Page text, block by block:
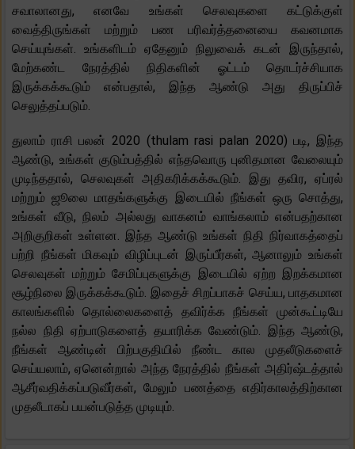
சவாலானது, எனவே உங்கள் செலவுகளை கட்டுக்குள்
வைத்திருங்கள் மற்றும் பண பரிவர்த்தனையை கவனமாக
செய்யுங்கள். உங்களிடம் ஏதேனும் நிலுவைக் கடன் இருந்தால்,
மேற்கண்ட நேரத்தில் நிதிகளின் ஓட்டம் தொடர்ச்சியாக
இருக்கக்கூடும் என்பதால், இந்த ஆண்டு அது திருப்பிச்
செலுத்தப்படும்.
துலாம் ராசி பலன் 2020 (thulam rasi palan 2020) படி, இந்த
ஆண்டு, உங்கள் குடும்பத்தில் எந்தவொரு புனிதமான வேலையும்
முடிந்ததால், செலவுகள் அதிகரிக்கக்கூடும். இது தவிர, ஏப்ரல்
மற்றும் ஜூலை மாதங்களுக்கு இடையில் நீங்கள் ஒரு சொத்து,
உங்கள் வீடு, நிலம் அல்லது வாகனம் வாங்கலாம் என்பதற்கான
அறிகுறிகள் உள்ளன. இந்த ஆண்டு உங்கள் நிதி நிர்வாகத்தைப்
பற்றி நீங்கள் மிகவும் விழிப்புடன் இருப்பீர்கள், ஆனாலும் உங்கள்
செலவுகள் மற்றும் சேமிப்புகளுக்கு இடையில் ஏற்ற இறக்கமான
சூழ்நிலை இருக்கக்கூடும். இதைச் சிறப்பாகச் செய்ய, பாதகமான
காலங்களில் தொல்லைகளைத் தவிர்க்க நீங்கள் முன்கூட்டியே
நல்ல நிதி ஏற்பாடுகளைத் தயாரிக்க வேண்டும். இந்த ஆண்டு,
நீங்கள் ஆண்டின் பிற்பகுதியில் நீண்ட கால முதலீடுகளைச்
செய்யலாம், ஏனென்றால் அந்த நேரத்தில் நீங்கள் அதிர்ஷ்டத்தால்
ஆசீர்வதிக்கப்படுவீர்கள், மேலும் பணத்தை எதிர்காலத்திற்கான
முதலீடாகப் பயன்படுத்த முடியும்.